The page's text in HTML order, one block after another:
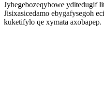
Jyhegebozeqybowe yditedugif
Jisixasicedamo ebygafysegoh
kuketifylo qe xymata axobapep.